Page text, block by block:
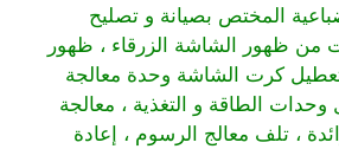
المختص بصيانة و تصليح
من ظهور الشاشة الزرقاء ، ظهور
تعطيل كرت الشاشة وحدة معالجة
الطاقة و التغذية ، معالجة
، تلف معالج الرسوم ، إعادة